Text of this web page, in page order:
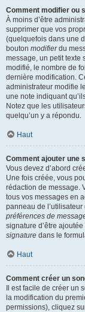
Comment modifier ou
À moins d’être
supprimer que vos
(quelquefois dans une
bouton modifierdu
message, un petit texte
modifié, le nombre de
dernière modification.
administrateur modifie
une note indiquant
Notez que les
quelqu’un y a répondu.
Haut
Comment ajouter une
Vous devez d’abord
Une fois créée, vous
rédaction de message.
tous vos messages en
panneau de
préférences de
signature d’être
signature dans le
Haut
Comment créer un
Il est facile de créer un
la modification du
permissions), cliquez